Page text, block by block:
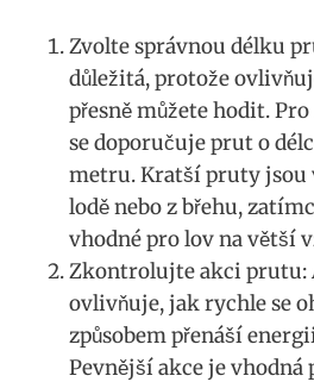
Zvolte​ správnou délku
důležitá, ⁤protože
přesně⁢ můžete hodit.
‌se doporučuje prut ​o
‌metru. Kratší⁢ pruty ⁣jsou
lodě nebo z‌ břehu,
vhodné‌ pro lov ⁤na větší
Zkontrolujte akci prutu:
ovlivňuje, ​jak⁤ rychle se
způsobem přenáší
Pevnější akce je